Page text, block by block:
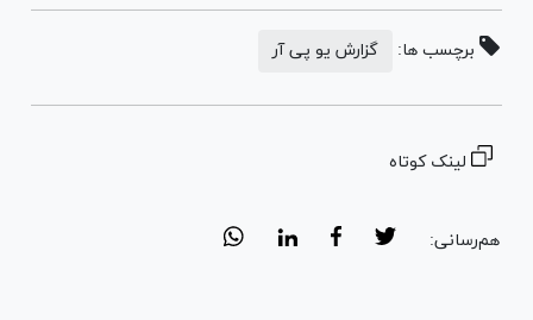
برچسب ها: گزارش یو پی آر
لینک کوتاه
هم‌رسانی: